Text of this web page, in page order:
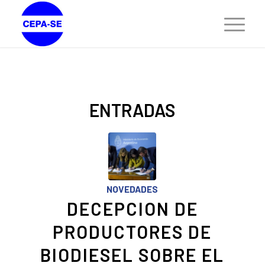
ENTRADAS
NOVEDADES
DECEPCION DE
PRODUCTORES DE
BIODIESEL SOBRE EL